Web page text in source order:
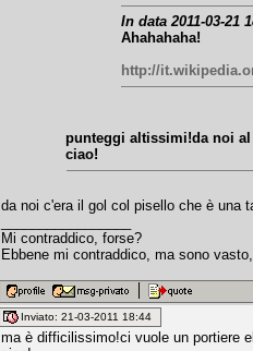
In data 2011-03-21
Ahahahaha!
http://
punteggi altissimi!da noi
ciao!
da noi c'era il gol col pisello che è una
Mi contraddico, forse?
Ebbene mi contraddico, ma sono
Inviato: 21-03-2011 18:44
ma è difficilissimo!ci vuole un portiere